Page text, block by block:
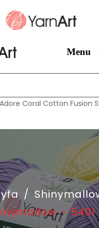
Menu
Adore Coral Cotton Fusion
/
– 5401